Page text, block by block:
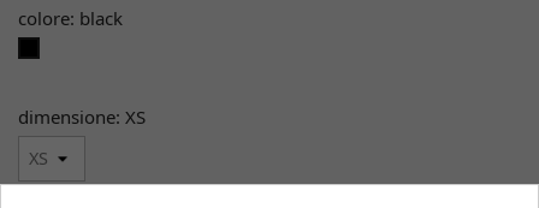
colore: black
dimensione: XS